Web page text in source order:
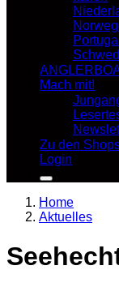
Portugal
Mach mit!
Zu den
Login
Home
Aktuelles